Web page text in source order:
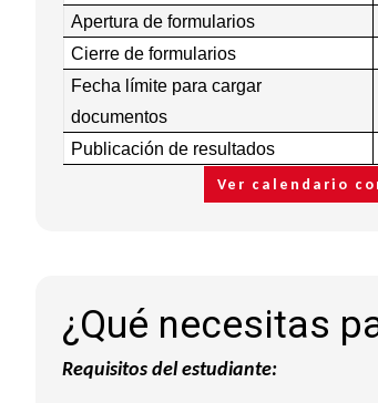
Apertura de formularios
Cierre de formularios
Fecha límite para cargar
documentos
Publicación de resultados
Ver calendario
¿Qué necesitas
Requisitos del estudiante: